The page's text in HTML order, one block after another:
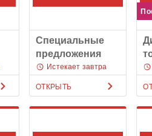
Специальные
предложения
Истекает завтра
ОТКРЫТЬ